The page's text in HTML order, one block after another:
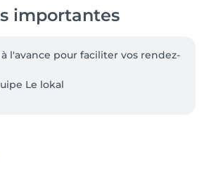
importantes
l'avance pour faciliter vos rendez-